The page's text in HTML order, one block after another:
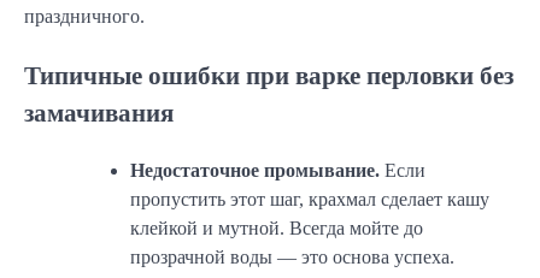
праздничного.
Типичные ошибки при варке перловки без
замачивания
Недостаточное промывание. Если
пропустить этот шаг, крахмал сделает кашу
клейкой и мутной. Всегда мойте до
прозрачной воды — это основа успеха.